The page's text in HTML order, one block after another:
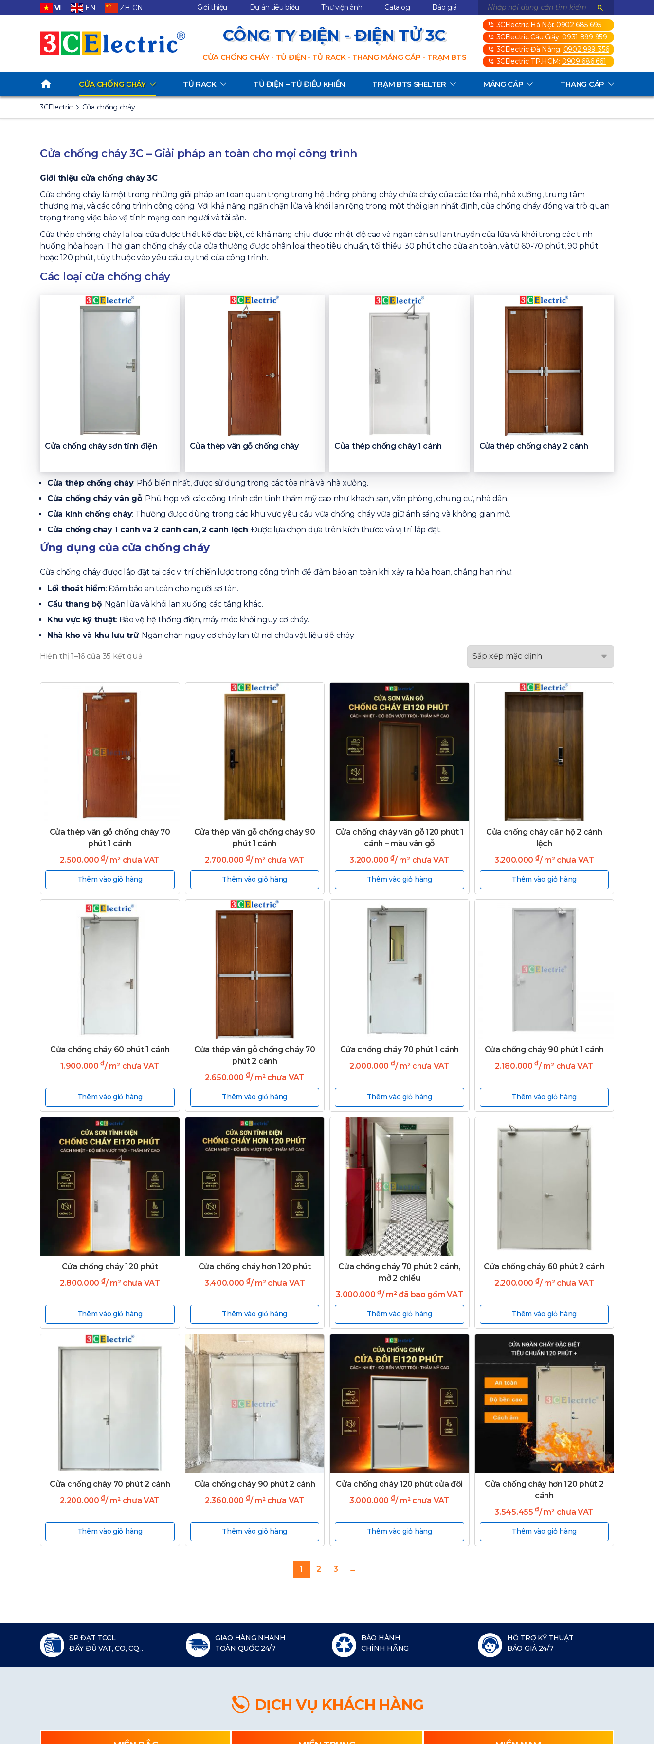
VI EN ZH-CN Giới thiệu Dự án tiêu biểu Thư viện ảnh Catalog Báo giá
CÔNG TY ĐIỆN - ĐIỆN TỬ 3C
CỬA CHỐNG CHÁY - TỦ ĐIỆN - TỦ RACK - THANG MÁNG CÁP - TRẠM BTS
3CElectric Hà Nội: 0902 685 695
3CElectric Cầu Giấy:0931 899 959
3CElectric Đà Nẵng: 0902 999 356
3CElectric TP.HCM: 0909 686 661
CỬA CHỐNG CHÁY TỦ RACK TỦ ĐIỆN – TỦ ĐIỀU KHIỂN TRẠM BTS SHELTER MÁNG CÁP THANG CÁP
3CElectric Cửa chống cháy
Cửa chống cháy 3C – Giải pháp an toàn cho mọi công trình
Giới thiệu cửa chống cháy 3C
Cửa chống cháy là một trong những giải pháp an toàn quan trọng trong hệ thống phòng cháy chữa cháy của các tòa nhà, nhà xưởng, trung tâm
thương mại, và các công trình công cộng. Với khả năng ngăn chặn lửa và khói lan rộng trong một thời gian nhất định, cửa chống cháy đóng vai trò quan
trọng trong việc bảo vệ tính mạng con người và tài sản.
Cửa thép chống cháy là loại cửa được thiết kế đặc biệt, có khả năng chịu được nhiệt độ cao và ngăn cản sự lan truyền của lửa và khói trong các tình
huống hỏa hoạn. Thời gian chống cháy của cửa thường được phân loại theo tiêu chuẩn, tối thiểu 30 phút cho cửa an toàn, và từ 60-70 phút, 90 phút
hoặc 120 phút, tùy thuộc vào yêu cầu cụ thể của công trình.
Các loại cửa chống cháy
Cửa chống cháy sơn tĩnh điện Cửa thép vân gỗ chống cháy Cửa thép chống cháy 1 cánh Cửa thép chống cháy 2 cánh
Cửa thép chống cháy: Phổ biến nhất, được sử dụng trong các tòa nhà và nhà xưởng.
Cửa chống cháy vân gỗ: Phù hợp với các công trình cần tính thẩm mỹ cao như khách sạn, văn phòng, chung cư, nhà dân.
Cửa kính chống cháy: Thường được dùng trong các khu vực yêu cầu vừa chống cháy vừa giữ ánh sáng và không gian mở.
Cửa chống cháy 1 cánh và 2 cánh cân, 2 cánh lệch: Được lựa chọn dựa trên kích thước và vị trí lắp đặt.
Ứng dụng của cửa chống cháy
Cửa chống cháy được lắp đặt tại các vị trí chiến lược trong công trình để đảm bảo an toàn khi xảy ra hỏa hoạn, chẳng hạn như:
Lối thoát hiểm: Đảm bảo an toàn cho người sơ tán.
Cầu thang bộ: Ngăn lửa và khói lan xuống các tầng khác.
Khu vực kỹ thuật: Bảo vệ hệ thống điện, máy móc khỏi nguy cơ cháy.
Nhà kho và khu lưu trữ: Ngăn chặn nguy cơ cháy lan từ nơi chứa vật liệu dễ cháy.
Hiển thị 1–16 của 35 kết quả
Cửa thép vân gỗ chống cháy 70
phút 1 cánh
2.500.000₫/ m² chưa VAT
Thêm vào giỏ hàng
Cửa thép vân gỗ chống cháy 90
phút 1 cánh
2.700.000 ₫/ m² chưa VAT
Thêm vào giỏ hàng
Cửa chống cháy vân gỗ 120 phút 1
cánh – màu vân gỗ
3.200.000₫/ m² chưa VAT
Thêm vào giỏ hàng
Cửa chống cháy căn hộ 2 cánh
lệch
3.200.000 ₫/ m² chưa VAT
Thêm vào giỏ hàng
Cửa chống cháy 60 phút 1 cánh
1.900.000₫/ m² chưa VAT
Thêm vào giỏ hàng
Cửa thép vân gỗ chống cháy 70
phút 2 cánh
2.650.000 ₫/ m² chưa VAT
Thêm vào giỏ hàng
Cửa chống cháy 70 phút 1 cánh
2.000.000 ₫/ m² chưa VAT
Thêm vào giỏ hàng
Cửa chống cháy 90 phút 1 cánh
2.180.000₫/ m² chưa VAT
Thêm vào giỏ hàng
Cửa chống cháy 120 phút
2.800.000 ₫/ m² chưa VAT
Thêm vào giỏ hàng
Cửa chống cháy hơn 120 phút
3.400.000 ₫/ m² chưa VAT
Thêm vào giỏ hàng
Cửa chống cháy 70 phút 2 cánh,
mở 2 chiều
3.000.000₫/ m² đã bao gồm VAT
Thêm vào giỏ hàng
Cửa chống cháy 60 phút 2 cánh
2.200.000 ₫/ m² chưa VAT
Thêm vào giỏ hàng
Cửa chống cháy 70 phút 2 cánh
2.200.000₫/ m² chưa VAT
Thêm vào giỏ hàng
Cửa chống cháy 90 phút 2 cánh
2.360.000 ₫/ m² chưa VAT
Thêm vào giỏ hàng
Cửa chống cháy 120 phút cửa đôi
3.000.000 ₫/ m² chưa VAT
Thêm vào giỏ hàng
Cửa chống cháy hơn 120 phút 2
cánh
3.545.455₫/ m² chưa VAT
Thêm vào giỏ hàng
1 2 3 →
SP ĐẠT TCCL
ĐẦY ĐỦ VAT, CO, CQ...
GIAO HÀNG NHANH
TOÀN QUỐC 24/7
BẢO HÀNH
CHÍNH HÃNG
HỖ TRỢ KỸ THUẬT
BÁO GIÁ 24/7
DỊCH VỤ KHÁCH HÀNG